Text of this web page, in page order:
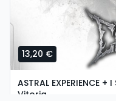
13,20 €
ASTRAL EXPERIENCE +
Vitoria